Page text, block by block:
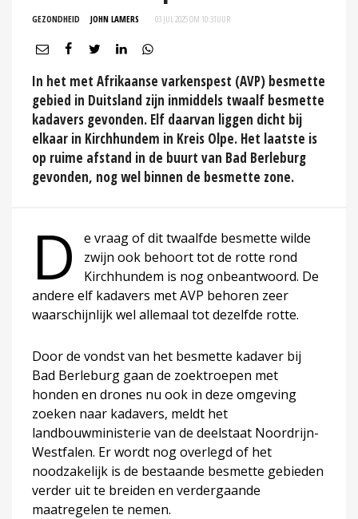
GEZONDHEID JOHN LAMERS 03 JUL 2025 OM 10:31UUR
In het met Afrikaanse varkenspest (AVP) besmette
gebied in Duitsland zijn inmiddels twaalf besmette
kadavers gevonden. Elf daarvan liggen dicht bij
elkaar in Kirchhundem in Kreis Olpe. Het laatste is
op ruime afstand in de buurt van Bad Berleburg
gevonden, nog wel binnen de besmette zone.
D
e vraag of dit twaalfde besmette wilde
zwijn ook behoort tot de rotte rond
Kirchhundem is nog onbeantwoord. De
andere elf kadavers met AVP behoren zeer
waarschijnlijk wel allemaal tot dezelfde rotte.
Door de vondst van het besmette kadaver bij
Bad Berleburg gaan de zoektroepen met
honden en drones nu ook in deze omgeving
zoeken naar kadavers, meldt het
landbouwministerie van de deelstaat Noordrijn-
Westfalen. Er wordt nog overlegd of het
noodzakelijk is de bestaande besmette gebieden
verder uit te breiden en verdergaande
maatregelen te nemen.